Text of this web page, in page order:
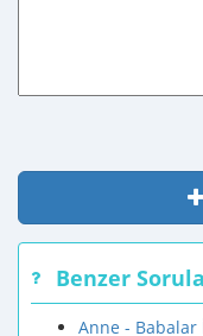
Benzer
Anne - Babalar